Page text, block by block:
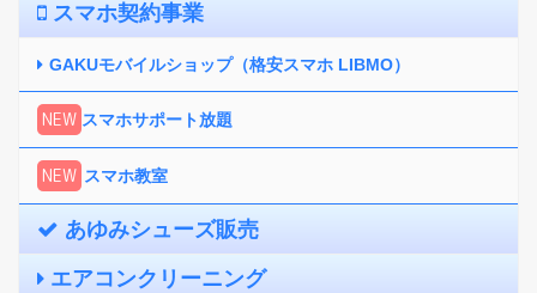
スマホ契約事業
GAKUモバイルショップ（格安スマホ LIBMO）
NEW スマホサポート放題
NEW スマホ教室
あゆみシューズ販売
エアコンクリーニング